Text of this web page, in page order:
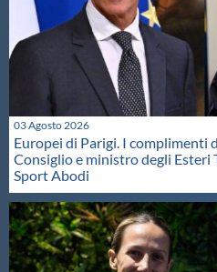
03 Agosto 2026
Europei di Parigi. I complimenti
Consiglio e ministro degli Esteri
Sport Abodi